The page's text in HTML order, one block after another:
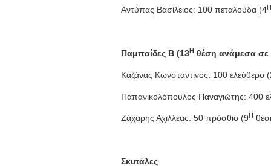
Αντύπας Βασίλειος: 100 πεταλούδα (4Η
Παμπαίδες Β (13Η θέση ανάμεσα
Καζάνας Κωνσταντίνος: 100 ελεύθερο
Παπανικολόπουλος Παναγιώτης: 400
Ζάχαρης Αχιλλέας: 50 πρόσθιο (9Η
Σκυτάλες